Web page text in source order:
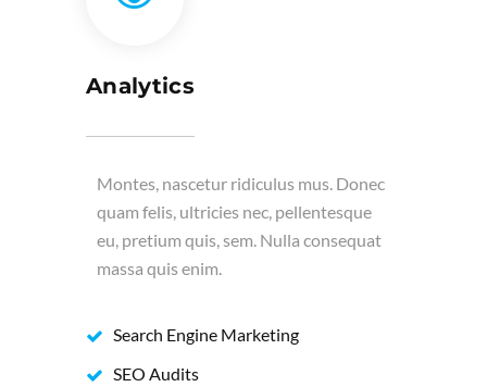
Analytics
Montes, nascetur ridiculus mus. Donec
quam felis, ultricies nec, pellentesque
eu, pretium quis, sem. Nulla consequat
massa quis enim.
Search Engine Marketing
SEO Audits